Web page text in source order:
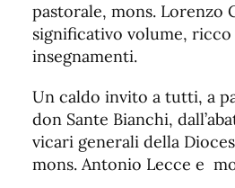
pastorale, mons. Lorenzo
significativo volume,
insegnamenti.
Un caldo invito a tutti, a
don Sante Bianchi,
vicari generali della
mons. Antonio Lecce e